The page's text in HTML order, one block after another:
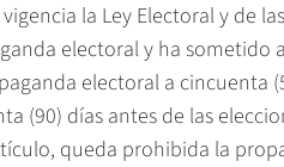
la Ley Electoral y de
electoral y ha sometido
electoral a cincuenta
(90) días antes de las
queda prohibida la